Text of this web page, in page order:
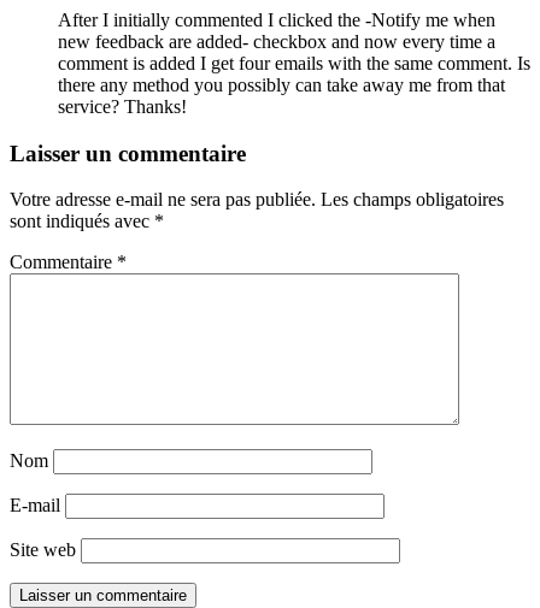
After I initially commented I clicked the -Notify me when
new feedback are added- checkbox and now every time a
comment is added I get four emails with the same comment. Is
there any method you possibly can take away me from that
service? Thanks!
Laisser un commentaire
Votre adresse e-mail ne sera pas publiée. Les champs obligatoires
sont indiqués avec *
Commentaire *
Nom
E-mail
Site web